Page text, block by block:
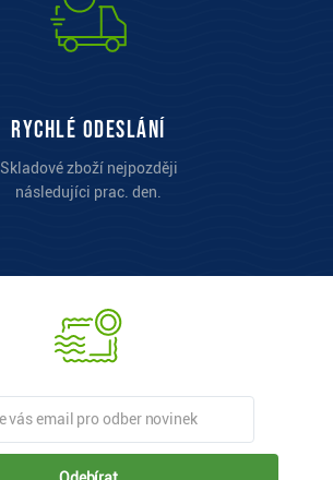
Rychlé odeslání
Skladové zboží nejpozději
následujíci prac. den.